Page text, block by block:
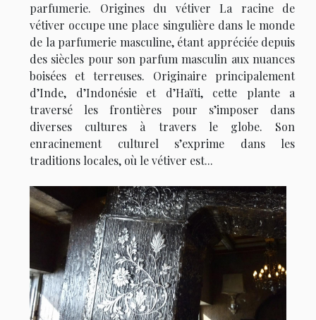
parfumerie. Origines du vétiver La racine de
vétiver occupe une place singulière dans le monde
de la parfumerie masculine, étant appréciée depuis
des siècles pour son parfum masculin aux nuances
boisées et terreuses. Originaire principalement
d’Inde, d’Indonésie et d’Haïti, cette plante a
traversé les frontières pour s’imposer dans
diverses cultures à travers le globe. Son
enracinement culturel s’exprime dans les
traditions locales, où le vétiver est...